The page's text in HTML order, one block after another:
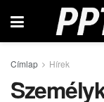
Címlap Hírek